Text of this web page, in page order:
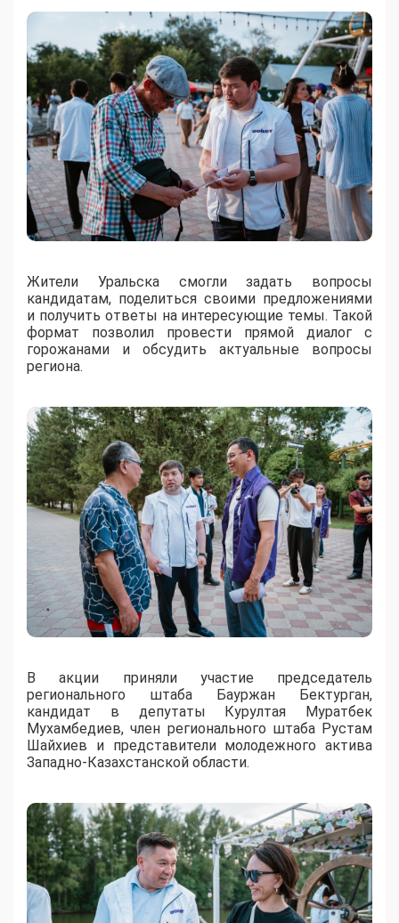
Жители Уральска смогли задать вопросы
кандидатам, поделиться своими предложениями
и получить ответы на интересующие темы. Такой
формат позволил провести прямой диалог с
горожанами и обсудить актуальные вопросы
региона.
В акции приняли участие председатель
регионального штаба Бауржан Бектурган,
кандидат в депутаты Курултая Муратбек
Мухамбедиев, член регионального штаба Рустам
Шайхиев и представители молодежного актива
Западно-Казахстанской области.